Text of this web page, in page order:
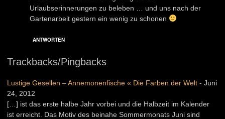
Urlaubserinnerungen zu beleben … und uns nach der
Gartenarbeit gestern ein wenig zu schonen
ANTWORTEN
Trackbacks/Pingbacks
Lustige Gesellen – Annemonenfische « Die Farben der Welt - Juni
24, 2012
[…] ist das erste halbe Jahr vorbei und die Halbzeit im Kalender
ist erreicht. Das Motiv des beinahe Sommermonats Juni sind